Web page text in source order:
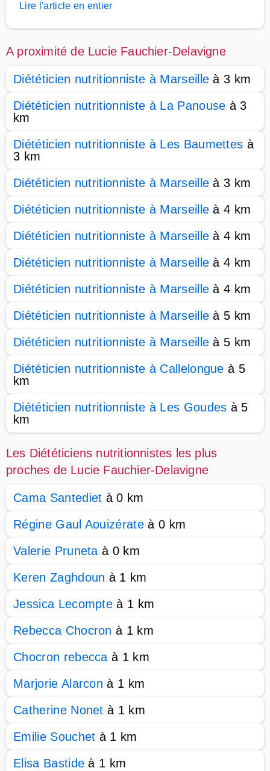
Lire l'article en entier
A proximité de Lucie Fauchier-Delavigne
Diététicien nutritionniste à Marseille à 3 km
Diététicien nutritionniste à La Panouse à 3
km
Diététicien nutritionniste à Les Baumettes à
3 km
Diététicien nutritionniste à Marseille à 3 km
Diététicien nutritionniste à Marseille à 4 km
Diététicien nutritionniste à Marseille à 4 km
Diététicien nutritionniste à Marseille à 4 km
Diététicien nutritionniste à Marseille à 4 km
Diététicien nutritionniste à Marseille à 5 km
Diététicien nutritionniste à Marseille à 5 km
Diététicien nutritionniste à Callelongue à 5
km
Diététicien nutritionniste à Les Goudes à 5
km
Les Diététiciens nutritionnistes les plus
proches de Lucie Fauchier-Delavigne
Cama Santediet à 0 km
Régine Gaul Aouizérate à 0 km
Valerie Pruneta à 0 km
Keren Zaghdoun à 1 km
Jessica Lecompte à 1 km
Rebecca Chocron à 1 km
Chocron rebeccaà 1 km
Marjorie Alarcon à 1 km
Catherine Nonet à 1 km
Emilie Souchet à 1 km
Elisa Bastide à 1 km